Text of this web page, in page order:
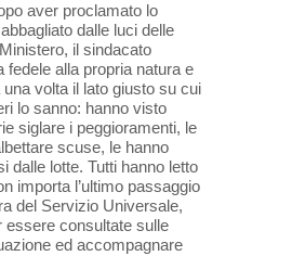
aver proclamato lo
dalle luci delle
il sindacato
fedele alla propria natura e
volta il lato giusto su cui
lo sanno: hanno visto
siglare i peggioramenti, le
scuse, le hanno
dalle lotte. Tutti hanno letto
importa l’ultimo passaggio
del Servizio Universale,
essere consultate sulle
ed accompagnare